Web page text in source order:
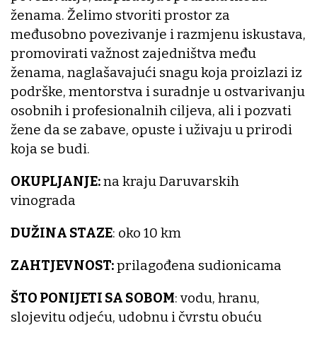
ženama. Želimo stvoriti prostor za
međusobno povezivanje i razmjenu iskustava,
promovirati važnost zajedništva među
ženama, naglašavajući snagu koja proizlazi iz
podrške, mentorstva i suradnje u ostvarivanju
osobnih i profesionalnih ciljeva, ali i pozvati
žene da se zabave, opuste i uživaju u prirodi
koja se budi.
OKUPLJANJE:na kraju Daruvarskih
vinograda
DUŽINA STAZE: oko 10 km
ZAHTJEVNOST:prilagođena sudionicama
ŠTO PONIJETI SA SOBOM: vodu, hranu,
slojevitu odjeću, udobnu i čvrstu obuću